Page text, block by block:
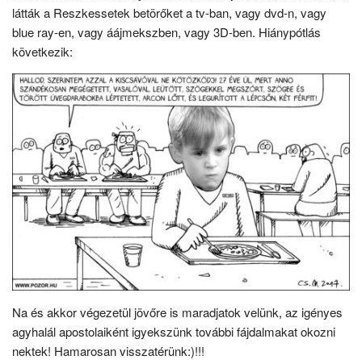
látták a Reszkessetek betörőket a tv-ban, vagy dvd-n, vagy
blue ray-en, vagy áájmekszben, vagy 3D-ben. Hiánypótlás
következik:
Na és akkor végezetül jövőre is maradjatok velünk, az igényes
agyhalál apostolaiként igyekszünk további fájdalmakat okozni
nektek! Hamarosan visszatérünk:)!!!